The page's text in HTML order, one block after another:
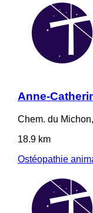
Anne-
Chem. du
18.9 km
Ostéopathie